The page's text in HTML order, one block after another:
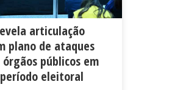
articulação
plano de ataques
públicos em
eleitoral